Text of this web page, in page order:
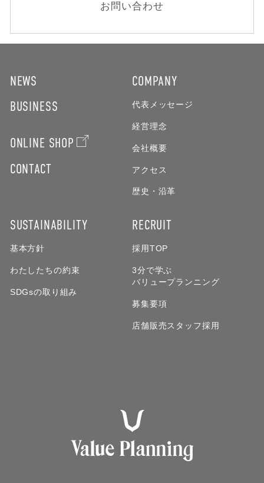
お問い合わせ
NEWS
BUSINESS
ONLINE SHOP
CONTACT
COMPANY
代表メッセージ
経営理念
会社概要
アクセス
歴史・沿革
SUSTAINABILITY
基本方針
わたしたちの約束
SDGsの取り組み
RECRUIT
採用TOP
3分で学ぶ
バリュープランニング
募集要項
店舗販売スタッフ採用